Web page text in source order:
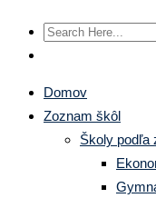
Domov
Zoznam škôl
Školy podľa